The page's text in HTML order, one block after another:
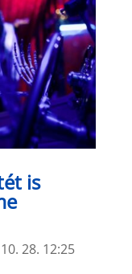
is
28. 12:25